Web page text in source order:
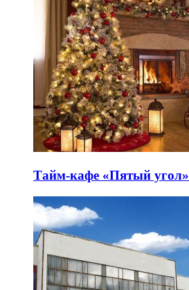
Тайм-кафе «Пятый угол»